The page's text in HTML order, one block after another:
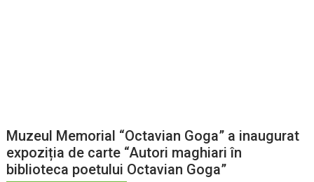
Muzeul Memorial “Octavian Goga” a inaugurat
expoziția de carte “Autori maghiari în
biblioteca poetului Octavian Goga”